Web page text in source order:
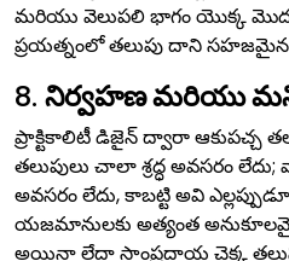
మరియు వెలుపలి భాగం యొక్క
ప్రయత్నంలో తలుపు దాని సహజమైన
8. నిర్వహణ మరియు
ప్రాక్టికాలిటీ డిజైన్ ద్వారా ఆకుపచ్చ
తలుపులు చాలా శ్రద్ధ అవసరం
అవసరం లేదు, కాబట్టి అవి
యజమానులకు అత్యంత
అయినా లేదా సాంప్రదాయ చెక్క